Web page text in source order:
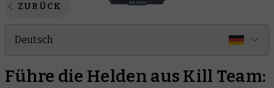
ZURÜCK
Deutsch
Führe die Helden aus Kill Team: